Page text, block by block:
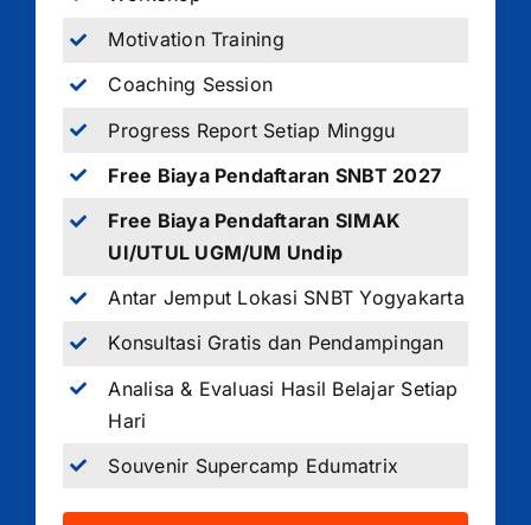
Motivation Training
Coaching Session
Progress Report Setiap Minggu
Free Biaya Pendaftaran SNBT 2027
Free Biaya Pendaftaran SIMAK
UI/UTUL UGM/UM Undip
Antar Jemput Lokasi SNBT Yogyakarta
Konsultasi Gratis dan Pendampingan
Analisa & Evaluasi Hasil Belajar Setiap
Hari
Souvenir Supercamp Edumatrix